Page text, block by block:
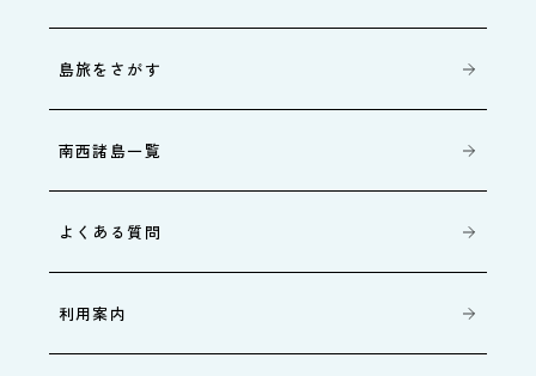
島旅をさがす
南西諸島一覧
よくある質問
利用案内